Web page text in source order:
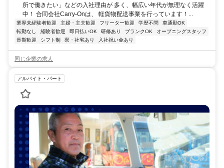
所で働きたい」などの入社理由が 多く、幅広い年代が無理なく活躍
中！ 合同会社Carry-Onは、 軽貨物配送事業を行っています！...
業界未経験者歓迎 主婦・主夫歓迎 フリーター歓迎 学歴不問
車通勤OK
転勤なし
経験者歓迎 即日払いOK 研修あり ブランクOK
オープニングスタッフ
長期歓迎
シフト制 寮・社宅あり 入社祝い金あり
同じ企業の求人
アルバイト・パート